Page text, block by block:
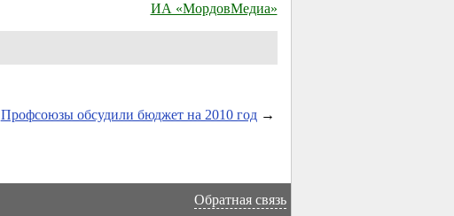
ИА «МордовМедиа»
Профсоюзы обсудили бюджет на 2010 год→
Обратная связь